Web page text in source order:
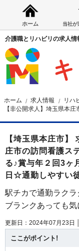
ホーム 当社が
介護職とリハビリの求人情
ホーム 求人情報 リハ
【埼玉県本庄市】
庄市の訪問看護ス
る♪賞与年２回3ヶ
日☆通勤しやすい
駅チカで通勤ラク
ブランクあっても気
更新日：2024年07月23日 │
ここがポイント!